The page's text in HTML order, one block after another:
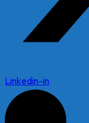
Linkedin-in